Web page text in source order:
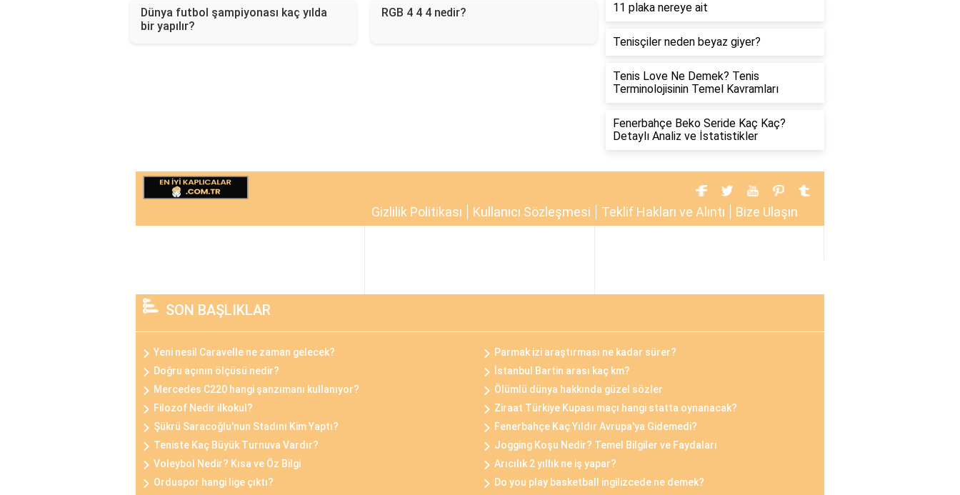
Dünya futbol şampiyonası kaç yılda
bir yapılır?
RGB 4 4 4 nedir? 11 plaka nereye ait
Tenisçiler neden beyaz giyer?
Tenis Love Ne Demek? Tenis
Terminolojisinin Temel Kavramları
Fenerbahçe Beko Seride Kaç Kaç?
Detaylı Analiz ve İstatistikler
Gizlilik Politikası Kullanıcı Sözleşmesi Teklif Hakları ve Alıntı Bize Ulaşın
SON BAŞLIKLAR
Yeni nesil Caravelle ne zaman gelecek?
Parmak izi araştırması ne kadar sürer?
Doğru açının ölçüsü nedir?
İstanbul Bartin arası kaç km?
Mercedes C220 hangi şanzımanı kullanıyor?
Ölümlü dünya hakkında güzel sözler
Filozof Nedir ilkokul?
Ziraat Türkiye Kupası maçı hangi statta oynanacak?
Şükrü Saracoğlu'nun Stadını Kim Yaptı?
Fenerbahçe Kaç Yıldır Avrupa'ya Gidemedi?
Teniste Kaç Büyük Turnuva Vardır?
Jogging Koşu Nedir? Temel Bilgiler ve Faydaları
Voleybol Nedir? Kısa ve Öz Bilgi
Arıcılık 2 yıllık ne iş yapar?
Orduspor hangi lige çıktı?
Do you play basketball ingilizcede ne demek?